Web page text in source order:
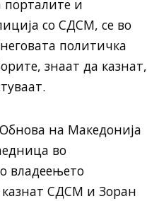
порталите и
со СДСМ, се во
политичка
знаат да казнат,
на Македонија
во
владеењето
СДСМ и Зоран